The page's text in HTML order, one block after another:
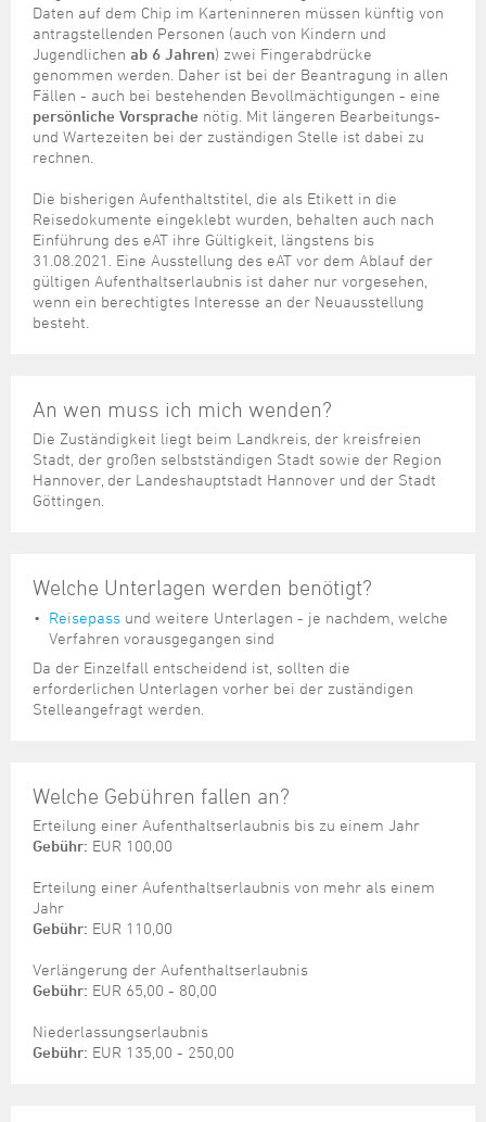
Daten auf dem Chip im Karteninneren müssen künftig von
antragstellenden Personen (auch von Kindern und
Jugendlichen ab 6 Jahren) zwei Fingerabdrücke
genommen werden. Daher ist bei der Beantragung in allen
Fällen - auch bei bestehenden Bevollmächtigungen - eine
persönliche Vorsprache nötig. Mit längeren Bearbeitungs-
und Wartezeiten bei der zuständigen Stelle ist dabei zu
rechnen.
Die bisherigen Aufenthaltstitel, die als Etikett in die
Reisedokumente eingeklebt wurden, behalten auch nach
Einführung des eAT ihre Gültigkeit, längstens bis
31.08.2021. Eine Ausstellung des eAT vor dem Ablauf der
gültigen Aufenthaltserlaubnis ist daher nur vorgesehen,
wenn ein berechtigtes Interesse an der Neuausstellung
besteht.
An wen muss ich mich wenden?
Die Zuständigkeit liegt beim Landkreis, der kreisfreien
Stadt, der großen selbstständigen Stadt sowie der Region
Hannover, der Landeshauptstadt Hannover und der Stadt
Göttingen.
Welche Unterlagen werden benötigt?
Reisepass und weitere Unterlagen - je nachdem, welche
Verfahren vorausgegangen sind
Da der Einzelfall entscheidend ist, sollten die
erforderlichen Unterlagen vorher bei der zuständigen
Stelleangefragt werden.
Welche Gebühren fallen an?
Erteilung einer Aufenthaltserlaubnis bis zu einem Jahr
Gebühr: EUR 100,00
Erteilung einer Aufenthaltserlaubnis von mehr als einem
Jahr
Gebühr: EUR 110,00
Verlängerung der Aufenthaltserlaubnis
Gebühr: EUR 65,00 - 80,00
Niederlassungserlaubnis
Gebühr: EUR 135,00 - 250,00